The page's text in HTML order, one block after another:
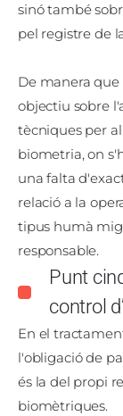
sinó també
pel registre de
De manera
objectiu sobre
tècniques per
biometria, on
una falta
relació a la
tipus humà
responsable.
Punt
control
En el
l'obligació de
és la del propi
biomètriques.